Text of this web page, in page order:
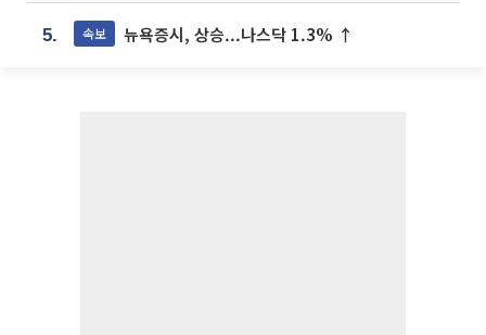
5. 속보 뉴욕증시, 상승...나스닥 1.3% ↑